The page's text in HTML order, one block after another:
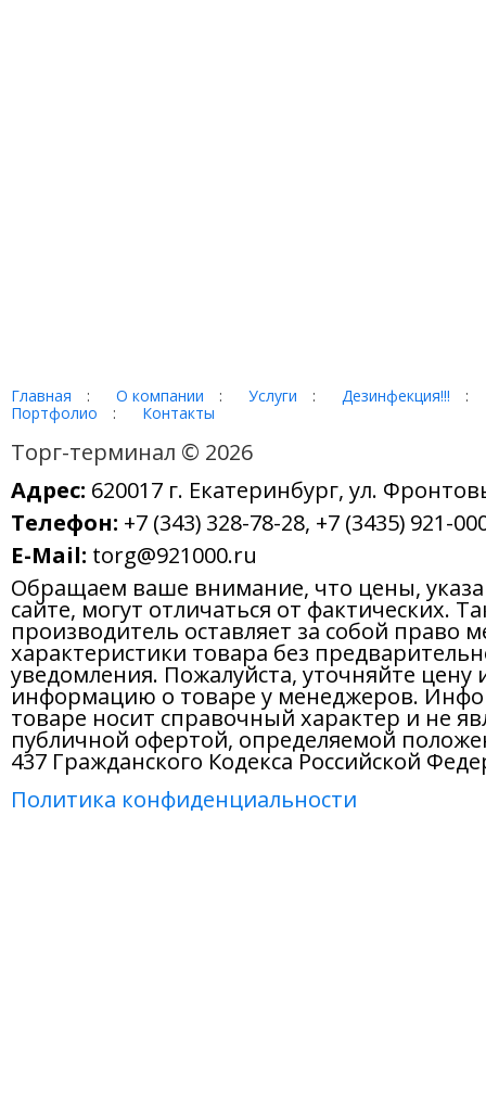
Главная : О компании : Услуги : Дезинфекция!!!
:
Портфолио
: Контакты
Торг-терминал © 2026
Адрес: 620017 г. Екатеринбург, ул.
Телефон: +7 (343) 328-78-28, +7 (3435) 921-
E-Mail: torg@921000.ru
Обращаем ваше внимание, что цены,
сайте, могут отличаться от фактических.
производитель оставляет за собой право
характеристики товара без
уведомления. Пожалуйста, уточняйте цену
информацию о товаре у менеджеров.
товаре носит справочный характер и не
публичной офертой, определяемой
437 Гражданского Кодекса Российской
Политика конфиденциальности